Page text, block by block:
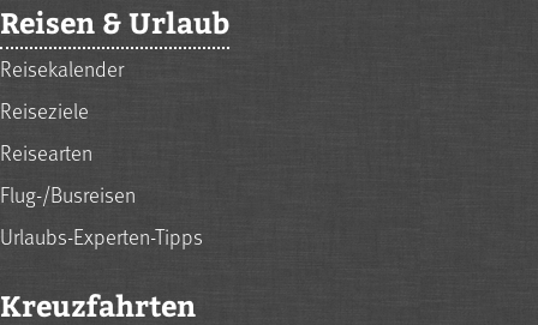
Reisen & Urlaub
Reisekalender
Reiseziele
Reisearten
Flug-/Busreisen
Urlaubs-Experten-Tipps
Kreuzfahrten